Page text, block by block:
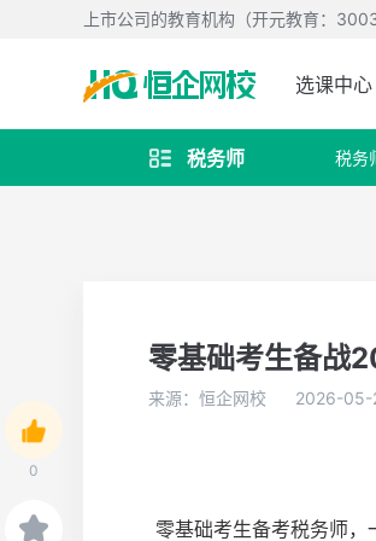
上市公司的教育机构（开元教育：
选课中心
 税务师 税务
0
零基础考生备战
来源：恒企网校 2026-05-
零基础考生备考税务师，